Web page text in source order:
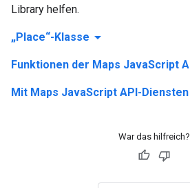
Library helfen.
„Place“-Klasse arrow_drop_down
Funktionen der Maps JavaScript
Mit Maps JavaScript API-
War das hilfreich?